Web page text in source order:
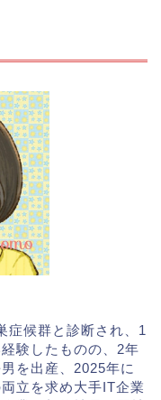
症候群と診断され、1
験したものの、2年
を出産、2025年に
立を求め大手IT企業